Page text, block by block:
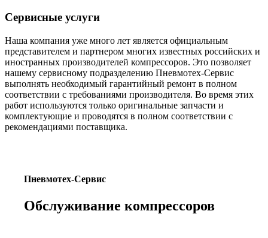
Сервисные услуги
Наша компания уже много лет является официальным
представителем и партнером многих известных российских и
иностранных производителей компрессоров. Это позволяет
нашему сервисному подразделению Пневмотех-Сервис
выполнять необходимый гарантийный ремонт в полном
соответствии с требованиями производителя. Во время этих
работ используются только оригинальные запчасти и
комплектующие и проводятся в полном соответствии с
рекомендациями поставщика.
Пневмотех-Сервис
Обслуживание компрессоров